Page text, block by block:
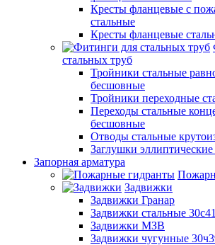
Кресты фланцевые с
стальные
Кресты фланцевые
стальных труб
Тройники стальные
бесшовные
Тройники переходные
Переходы стальные
бесшовные
Отводы стальные
Заглушки
Запорная арматура
Задвижки
Задвижки Гранар
Задвижки стальные
Задвижки МЗВ
Задвижки чугунные